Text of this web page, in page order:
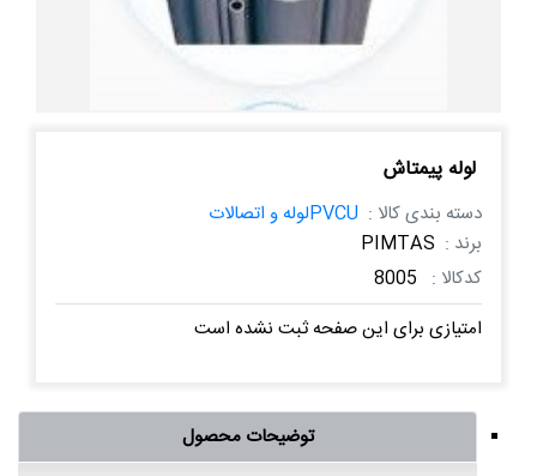
لوله پیمتاش
دسته بندی کالا : PVCUلوله و اتصالات
برند : PIMTAS
کدکالا : 8005
امتیازی برای این صفحه ثبت نشده است
توضیحات محصول